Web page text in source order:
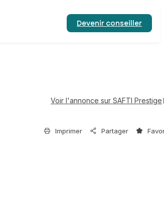
Devenir conseiller
Voir l'annonce sur SAFTI Prestige
Imprimer Partager